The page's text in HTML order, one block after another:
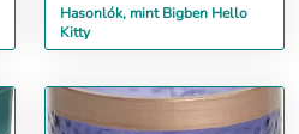
Hasonlók, mint Bigben Hello
Kitty